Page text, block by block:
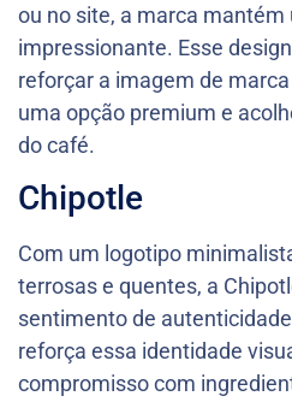
ou no site, a marca
impressionante. Esse
reforçar a imagem de
uma opção premium e
do café.
Chipotle
Com um logotipo
terrosas e quentes, a
sentimento de
reforça essa identidade
compromisso com